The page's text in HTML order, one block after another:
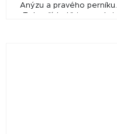
Anýzu a pravého perníku.